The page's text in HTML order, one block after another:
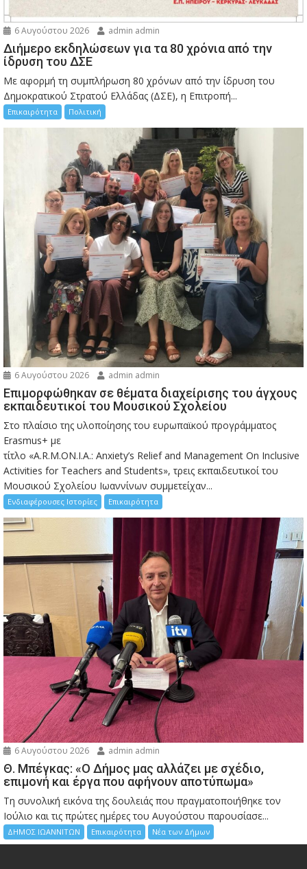
6 Αυγούστου 2026 admin admin
Διήμερο εκδηλώσεων για τα 80 χρόνια από την
ίδρυση του ΔΣΕ
Με αφορμή τη συμπλήρωση 80 χρόνων από την ίδρυση του
Δημοκρατικού Στρατού Ελλάδας (ΔΣΕ), η Επιτροπή...
Επικαιρότητα Πολιτική
6 Αυγούστου 2026 admin admin
Eπιμορφώθηκαν σε θέματα διαχείρισης του άγχους
εκπαιδευτικοί του Μουσικού Σχολείου
Στο πλαίσιο της υλοποίησης του ευρωπαϊκού προγράμματος
Erasmus+ με
τίτλο «A.R.M.ON.I.A.: Anxiety’s Relief and Management On Inclusive
Activities for Teachers and Students», τρεις εκπαιδευτικοί του
Μουσικού Σχολείου Ιωαννίνων συμμετείχαν...
Ενδιαφέρουσες Ιστορίες Επικαιρότητα
6 Αυγούστου 2026 admin admin
Θ. Μπέγκας: «Ο Δήμος μας αλλάζει με σχέδιο,
επιμονή και έργα που αφήνουν αποτύπωμα»
Τη συνολική εικόνα της δουλειάς που πραγματοποιήθηκε τον
Ιούλιο και τις πρώτες ημέρες του Αυγούστου παρουσίασε...
ΔΗΜΟΣ ΙΩΑΝΝΙΤΩΝ Επικαιρότητα Νέα των Δήμων